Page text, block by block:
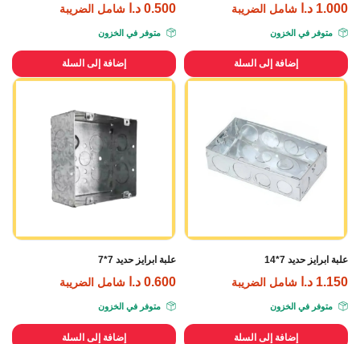
1.000 د.ا شامل الضريبة
متوفر في الخزون
إضافة إلى السلة
0.500 د.ا شامل الضريبة
متوفر في الخزون
إضافة إلى السلة
علبة ابرايز حديد 7*14
1.150 د.ا شامل الضريبة
متوفر في الخزون
إضافة إلى السلة
علبة ابرايز حديد 7*7
0.600 د.ا شامل الضريبة
متوفر في الخزون
إضافة إلى السلة